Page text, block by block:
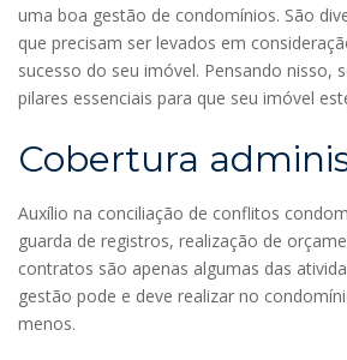
uma boa gestão de condomínios. São
que precisam ser levados em
sucesso do seu imóvel. Pensando nisso,
pilares essenciais para que seu imóvel
Cobertura
Auxílio na conciliação de conflitos
guarda de registros, realização de
contratos são apenas algumas das
gestão pode e deve realizar no
menos.